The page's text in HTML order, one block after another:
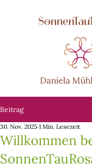
Daniela
Beitrag
Willkommen
30. Nov. 2025 1 Min. Lesezeit